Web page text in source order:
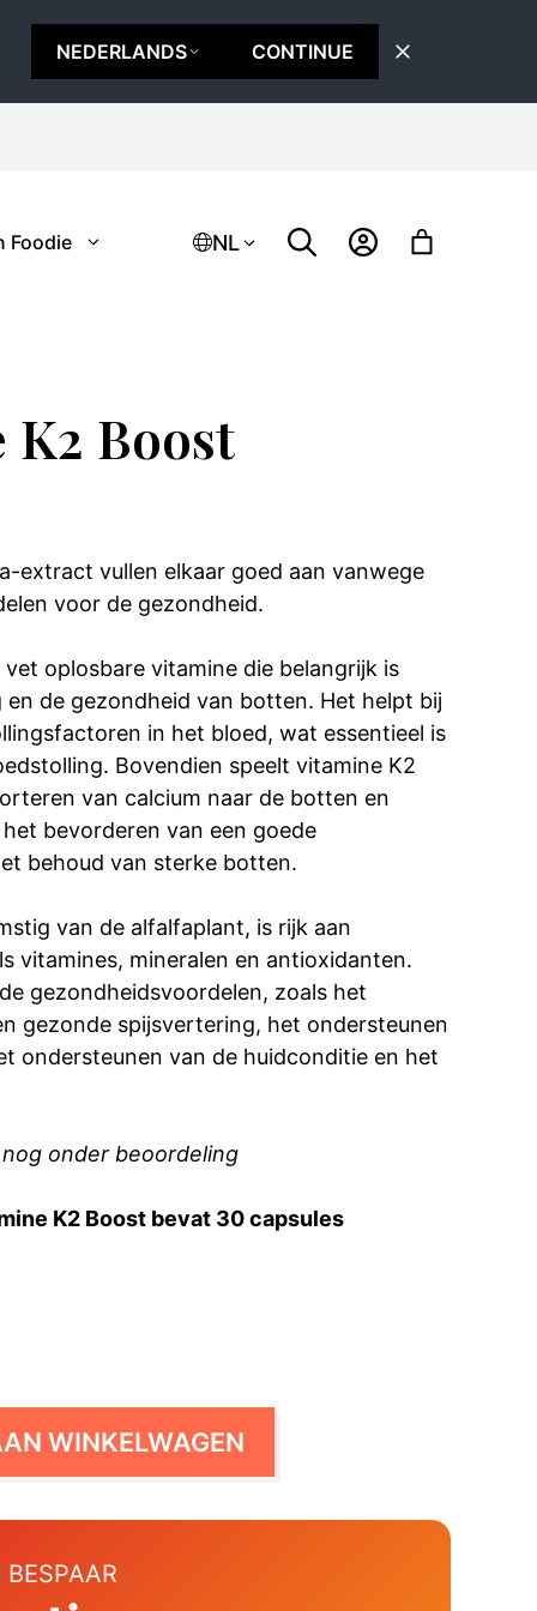
NEDERLANDS CONTINUE
Foodie NL
Boost
extract vullen elkaar goed aan vanwege
voor de gezondheid.
oplosbare vitamine die belangrijk is
de gezondheid van botten. Het helpt bij
in het bloed, wat essentieel is
Bovendien speelt vitamine K2
van calcium naar de botten en
bevorderen van een goede
behoud van sterke botten.
van de alfalfaplant, is rijk aan
vitamines, mineralen en antioxidanten.
gezondheidsvoordelen, zoals het
gezonde spijsvertering, het ondersteunen
ondersteunen van de huidconditie en het
onder beoordeling
K2 Boost bevat 30 capsules
WINKELWAGEN